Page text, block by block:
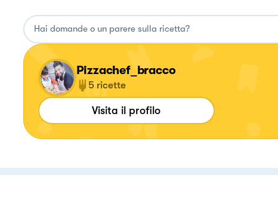
Pizzachef_bracco
5 ricette
Visita il profilo